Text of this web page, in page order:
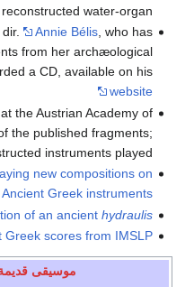
water-organ.
Annie Bélis, who has
from her archæological
a CD, available on his
website
the Austrian Academy of
the published fragments;
instruments played.
new compositions on
Ancient Greek instruments
of an ancient hydraulis
Greek scores from IMSLP
موسيقى